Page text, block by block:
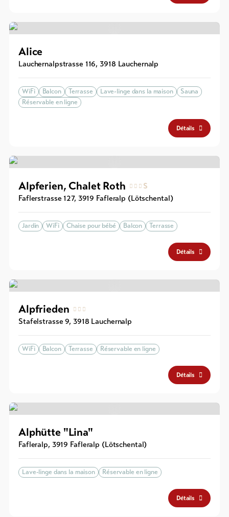
Alice
Lauchernalpstrasse 116, 3918 Lauchernalp
WiFi Balcon Terrasse Lave-linge dans la maison
Sauna
Réservable en ligne
Détails
Alpferien, Chalet Roth
S
Faflerstrasse 127, 3919 Fafleralp (Lötschental)
Jardin WiFi Chaise pour bébé Balcon Terrasse
Détails
Alpfrieden
Stafelstrasse 9, 3918 Lauchernalp
WiFi Balcon Terrasse Réservable en ligne
Détails
Alphütte "Lina"
Fafleralp, 3919 Fafleralp (Lötschental)
Lave-linge dans la maison Réservable en ligne
Détails